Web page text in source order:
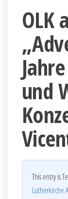
OLK
und
This entry is
Lutherkirche